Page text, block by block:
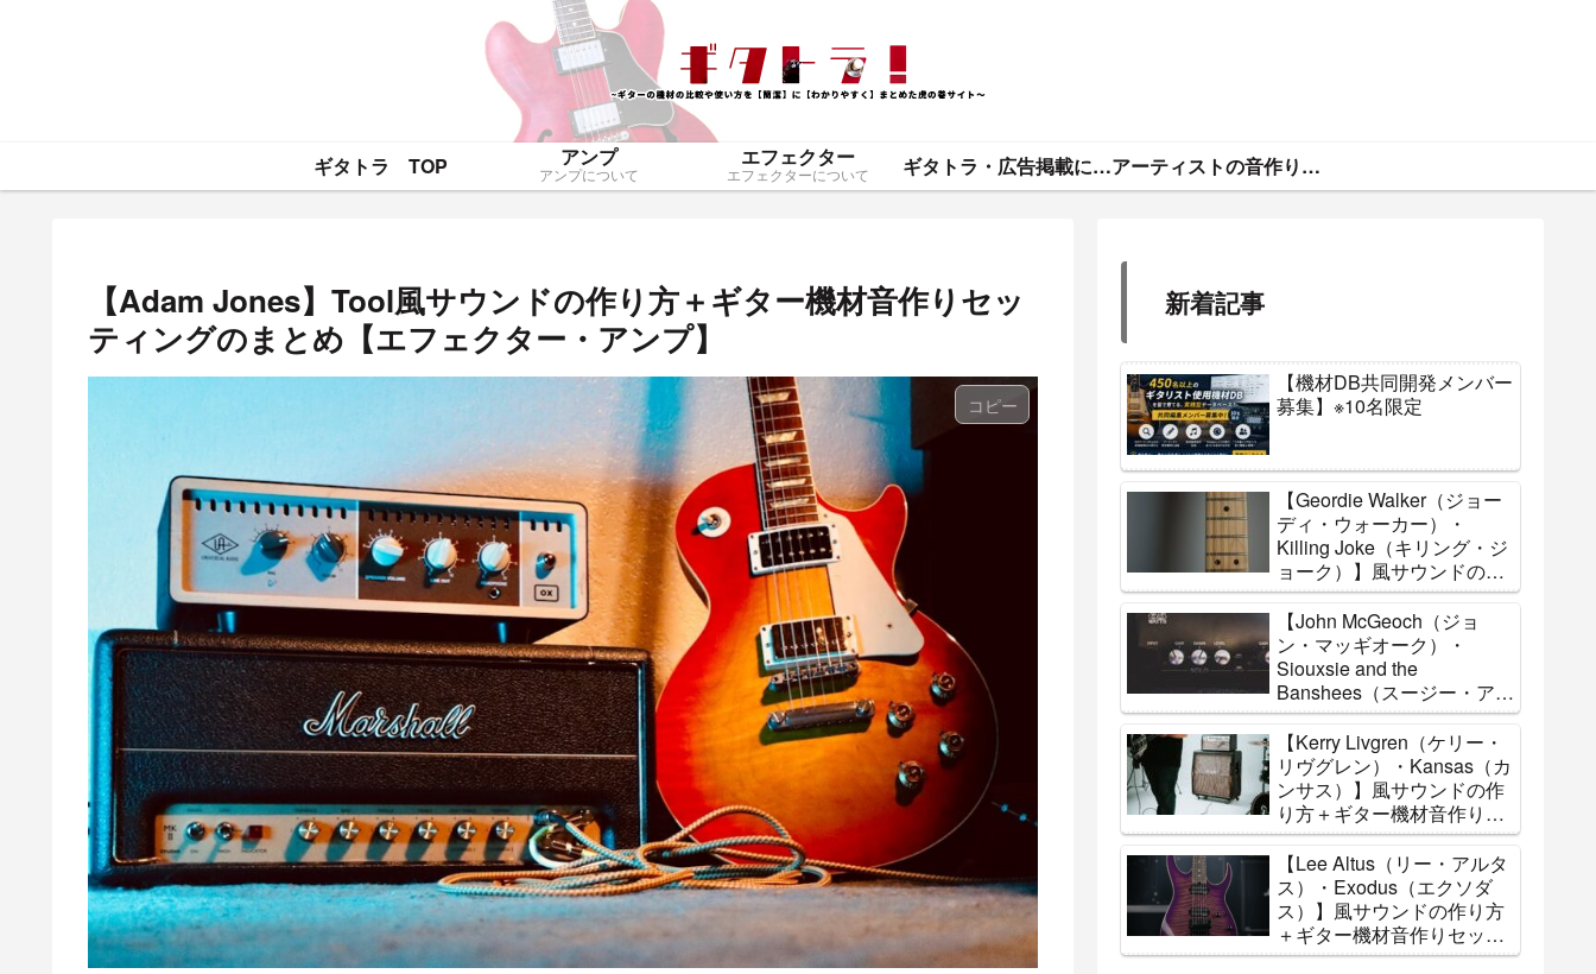
ギタトラ TOP アンプ
アンプについて
エフェクター
エフェクターについて ギタトラ・広告掲載について アーティストの音作りと機材まとめ
【Adam Jones】Tool風サウンドの作り方＋ギター機材音作りセッ
ティングのまとめ【エフェクター・アンプ】
コピー
新着記事
【機材DB共同開発メンバー
募集】※10名限定
【Geordie Walker（ジョー
ディ・ウォーカー）・
Killing Joke（キリング・ジ
ョーク）】風サウンドの作
り方＋ギター機材音作りセ
ッティングのまとめ【エフ
ェクター・アンプ】
【John McGeoch（ジョ
ン・マッギオーク）・
Siouxsie and the
Banshees（スージー・アン
ド・ザ・バンシーズ）】風
サウンドの作り方＋ギター
機材音作りセッティングの
まとめ【エフェクター・ア
ンプ】
【Kerry Livgren（ケリー・
リヴグレン）・Kansas（カ
ンサス）】風サウンドの作
り方＋ギター機材音作りセ
ッティングのまとめ【エフ
ェクター・アンプ】
【Lee Altus（リー・アルタ
ス）・Exodus（エクソダ
ス）】風サウンドの作り方
＋ギター機材音作りセッテ
ィングのまとめ【エフェク